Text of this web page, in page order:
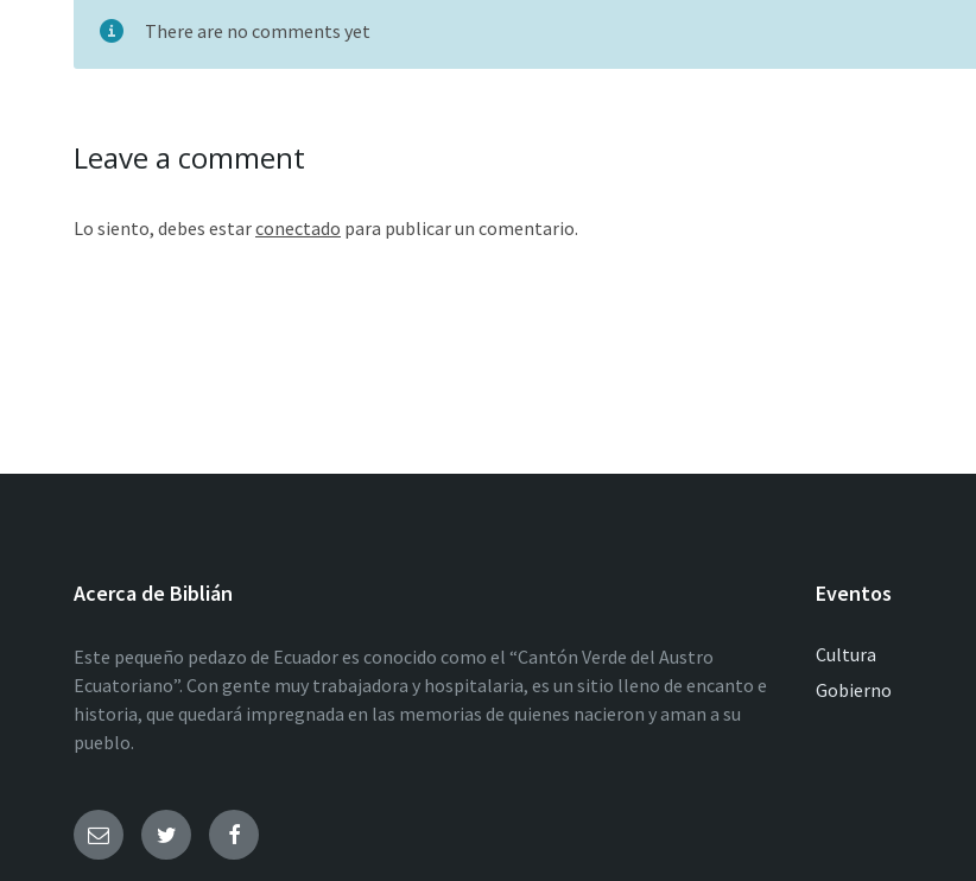
There are no comments yet
Leave a comment
Lo siento, debes estarconectado para publicar un comentario.
Acerca de Biblián
Este pequeño pedazo de Ecuador es conocido como el “Cantón Verde del Austro
Ecuatoriano”. Con gente muy trabajadora y hospitalaria, es un sitio lleno de encanto e
historia, que quedará impregnada en las memorias de quienes nacieron y aman a su
pueblo.
Eventos
Cultura
Gobierno